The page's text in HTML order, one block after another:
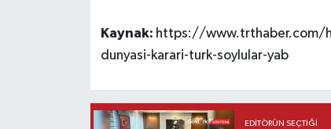
Kaynak: https://www.trthaber.com/
dunyasi-karari-turk-soylular-yab
EDITÖRÜN SEÇTIĞI